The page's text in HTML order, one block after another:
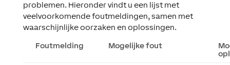
problemen. Hieronder vindt u een lijst met
veelvoorkomende foutmeldingen, samen met
waarschijnlijke oorzaken en oplossingen.
Foutmelding Mogelijke fout